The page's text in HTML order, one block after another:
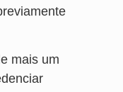
mais um